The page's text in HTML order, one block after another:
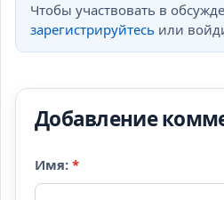
Чтобы участвовать в
зарегистрируйтесь или
Добавление
Имя: *